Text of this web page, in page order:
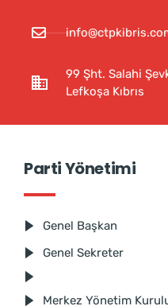
99 Şht. Salahi
Lefkoşa Kıbrıs
Parti Yönetimi
Genel Başkan
Genel Sekreter
Merkez Yönetim